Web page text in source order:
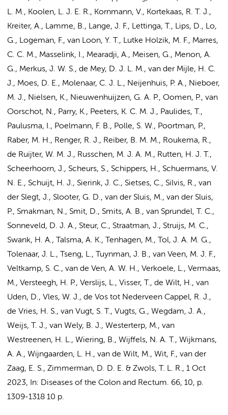
L. M., Koolen, L. J. E. R., Kornmann, V., Kortekaas, R. T. J.,
Kreiter, A., Lamme, B., Lange, J. F., Lettinga, T., Lips, D., Lo,
G., Logeman, F., van Loon, Y. T., Lutke Holzik, M. F., Marres,
C. C. M., Masselink, I., Mearadji, A., Meisen, G., Menon, A.
G., Merkus, J. W. S., de Mey, D. J. L. M., van der Mijle, H. C.
J., Moes, D. E., Molenaar, C. J. L., Neijenhuis, P. A., Nieboer,
M. J., Nielsen, K., Nieuwenhuijzen, G. A. P., Oomen, P., van
Oorschot, N., Parry, K., Peeters, K. C. M. J., Paulides, T.,
Paulusma, I., Poelmann, F. B., Polle, S. W., Poortman, P.,
Raber, M. H., Renger, R. J., Reiber, B. M. M., Roukema, R.,
de Ruijter, W. M. J., Russchen, M. J. A. M., Rutten, H. J. T.,
Scheerhoorn, J., Scheurs, S., Schippers, H., Schuermans, V.
N. E., Schuijt, H. J., Sierink, J. C., Sietses, C., Silvis, R., van
der Slegt, J., Slooter, G. D., van der Sluis, M., van der Sluis,
P., Smakman, N., Smit, D., Smits, A. B., van Sprundel, T. C.,
Sonneveld, D. J. A., Steur, C., Straatman, J., Struijs, M. C.,
Swank, H. A., Talsma, A. K., Tenhagen, M., Tol, J. A. M. G.,
Tolenaar, J. L., Tseng, L.,
Tuynman, J. B., van Veen, M. J. F.,
Veltkamp, S. C., van de Ven, A. W. H., Verkoele, L., Vermaas,
M., Versteegh, H. P., Verslijs, L., Visser, T., de Wilt, H., van
Uden, D., Vles, W. J., de Vos tot Nederveen Cappel, R. J.,
de Vries, H. S., van Vugt, S. T., Vugts, G., Wegdam, J. A.,
Weijs, T. J., van Wely, B. J., Westerterp, M., van
Westreenen, H. L., Wiering, B., Wijffels, N. A. T., Wijkmans,
A. A., Wijngaarden, L. H., van de Wilt, M., Wit, F., van der
Zaag, E. S., Zimmerman, D. D. E. & Zwols, T. L. R., 1 Oct
2023, In: Diseases of the Colon and Rectum. 66, 10, p.
1309-1318 10 p.